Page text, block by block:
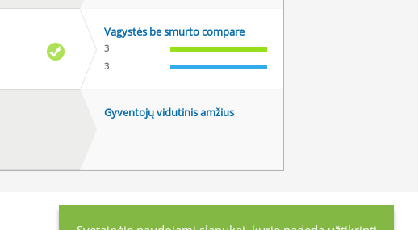
Vagystės be smurto compare
3
3
Gyventojų vidutinis amžius